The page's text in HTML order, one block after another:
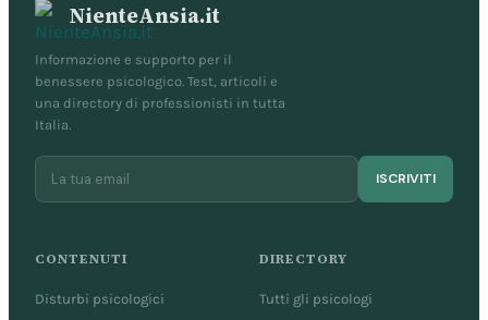
NienteAnsia.it
Informazione e supporto per il
benessere psicologico. Test, articoli e
una directory di professionisti in tutta
Italia.
ISCRIVITI
CONTENUTI
Disturbi psicologici
DIRECTORY
Tutti gli psicologi